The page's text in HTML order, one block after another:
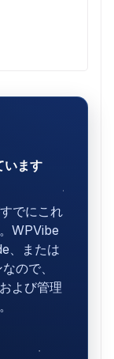
います
でにこれ
WPVibe
、または
ので、
よび管理